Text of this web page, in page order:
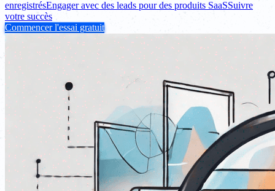
enregistrésEngager avec des leads pour des produits SaaSSuivre
votre succès
Commencer l'essai gratuit